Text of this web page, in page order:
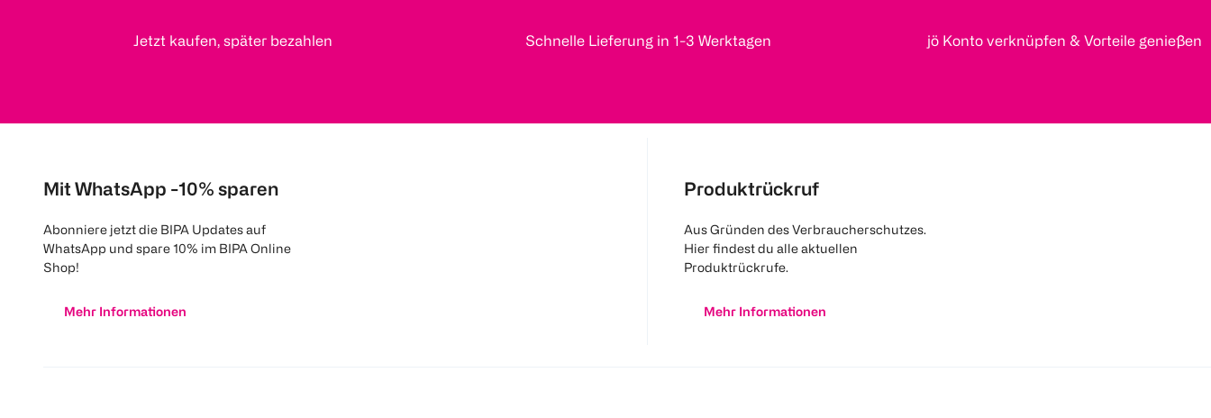
Jetzt kaufen, später bezahlen Schnelle Lieferung in 1-3 Werktagen jö Konto verknüpfen & Vorteile genießen
Mit WhatsApp -10% sparen
Abonniere jetzt die BIPA Updates auf
WhatsApp und spare 10% im BIPA Online
Shop!
Mehr Informationen
Produktrückruf
Aus Gründen des Verbraucherschutzes.
Hier findest du alle aktuellen
Produktrückrufe.
Mehr Informationen